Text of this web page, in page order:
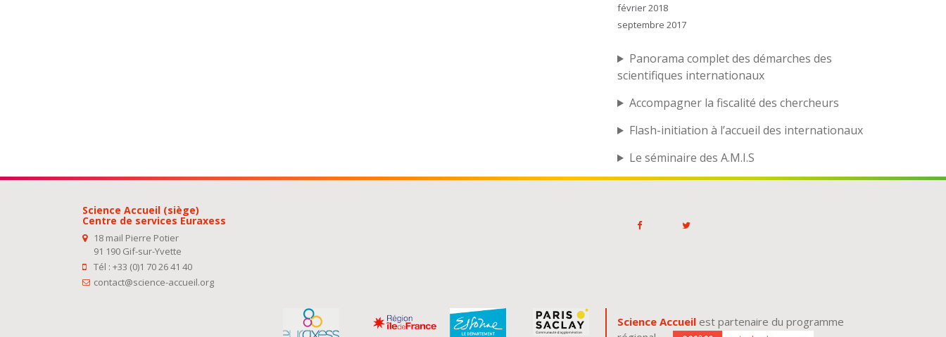
février 2018
septembre 2017
Panorama complet des démarches des
scientifiques internationaux
Accompagner la fiscalité des chercheurs
Flash-initiation à l’accueil des internationaux
Le séminaire des A.M.I.S
Science Accueil (siège)
Centre de services Euraxess
18 mail Pierre Potier
91 190 Gif-sur-Yvette
Tél : +33 (0)1 70 26 41 40
contact@science-accueil.org
Science Accueil est partenaire du programme